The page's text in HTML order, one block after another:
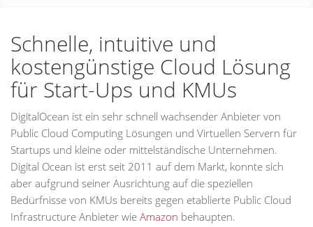
Schnelle, intuitive und
kostengünstige Cloud Lösung
für Start-Ups und KMUs
DigitalOcean ist ein sehr schnell wachsender Anbieter von
Public Cloud Computing Lösungen und Virtuellen Servern für
Startups und kleine oder mittelständische Unternehmen.
Digital Ocean ist erst seit 2011 auf dem Markt, konnte sich
aber aufgrund seiner Ausrichtung auf die speziellen
Bedürfnisse von KMUs bereits gegen etablierte Public Cloud
Infrastructure Anbieter wie Amazon behaupten.